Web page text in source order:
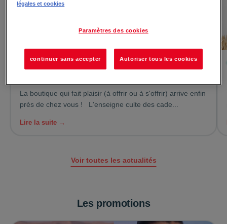
Le 29/07/2026
La Chaise Longue arrive à la Galerie Niort !
🎉
La boutique qui fait plaisir (à offrir ou à s'offrir) arrive enfin
près de chez vous ! L'enseigne culte des cade...
Lire la suite →
Voir toutes les actualités
Les promotions
légales et cookies
Paramètres des cookies
continuer sans accepter Autoriser tous les cookies